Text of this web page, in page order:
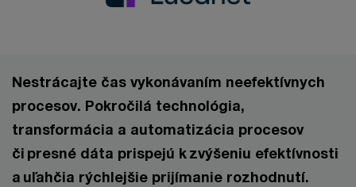
Nestrácajte čas vykonávaním neefektívnych
procesov. Pokročilá technológia,
transformácia a automatizácia procesov
či presné dáta prispejú k zvýšeniu efektívnosti
a uľahčia rýchlejšie prijímanie rozhodnutí.